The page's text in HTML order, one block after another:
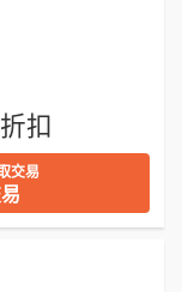
扣
交易